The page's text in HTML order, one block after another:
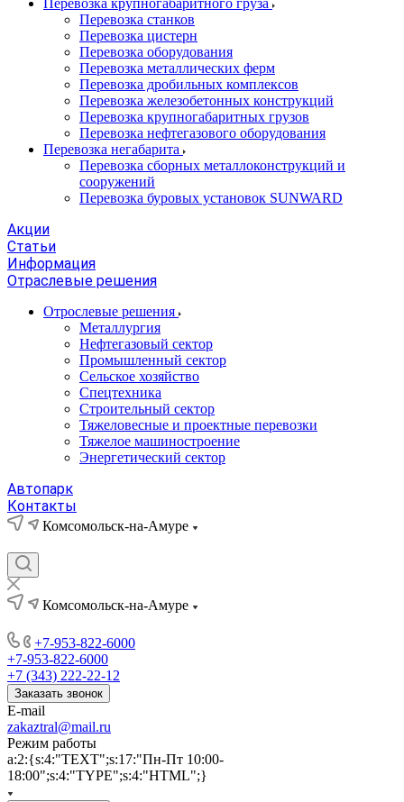
Перевозка крупногабаритного груза
Перевозка станков
Перевозка цистерн
Перевозка оборудования
Перевозка металлических ферм
Перевозка дробильных комплексов
Перевозка железобетонных конструкций
Перевозка крупногабаритных грузов
Перевозка нефтегазового оборудования
Перевозка негабарита
Перевозка сборных металлоконструкций и
сооружений
Перевозка буровых установок SUNWARD
Акции
Статьи
Информация
Отраслевые решения
Отрослевые решения
Металлургия
Нефтегазовый сектор
Промышленный сектор
Сельское хозяйство
Спецтехника
Строительный сектор
Тяжеловесные и проектные перевозки
Тяжелое машиностроение
Энергетический сектор
Автопарк
Контакты
Комсомольск-на-Амуре
Комсомольск-на-Амуре
+7-953-822-6000
+7-953-822-6000
+7 (343) 222-22-12
Заказать звонок
E-mail
zakaztral@mail.ru
Режим работы
a:2:{s:4:"TEXT";s:17:"Пн-Пт 10:00-
18:00";s:4:"TYPE";s:4:"HTML";}